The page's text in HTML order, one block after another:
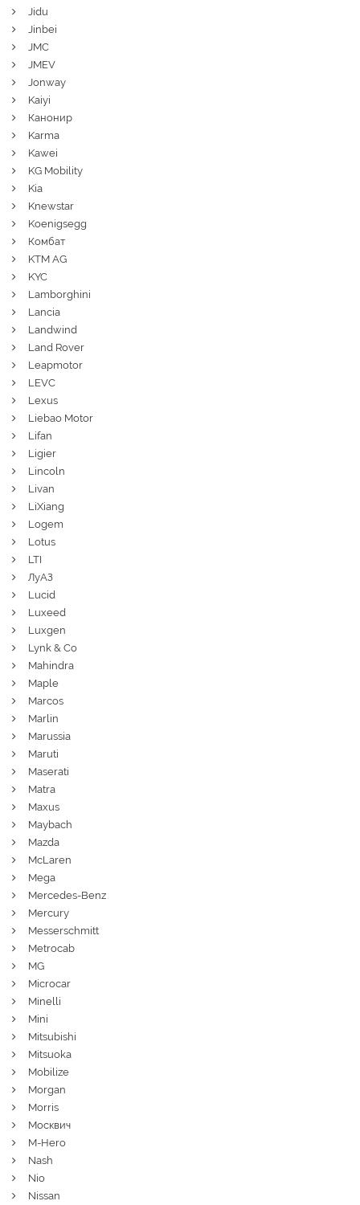
Jidu
Jinbei
JMC
JMEV
Jonway
Kaiyi
Канонир
Karma
Kawei
KG Mobility
Kia
Knewstar
Koenigsegg
Комбат
KTM AG
KYC
Lamborghini
Lancia
Landwind
Land Rover
Leapmotor
LEVC
Lexus
Liebao Motor
Lifan
Ligier
Lincoln
Livan
LiXiang
Logem
Lotus
LTI
ЛуАЗ
Lucid
Luxeed
Luxgen
Lynk & Co
Mahindra
Maple
Marcos
Marlin
Marussia
Maruti
Maserati
Matra
Maxus
Maybach
Mazda
McLaren
Mega
Mercedes-Benz
Mercury
Messerschmitt
Metrocab
MG
Microcar
Minelli
Mini
Mitsubishi
Mitsuoka
Mobilize
Morgan
Morris
Москвич
M-Hero
Nash
Nio
Nissan